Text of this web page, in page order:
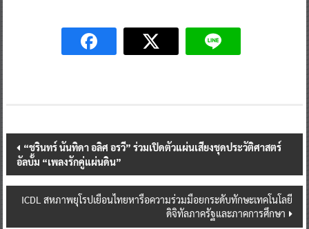
Post
navigation
“ชรินทร์ นันทิดา อลิศ อรวี” ร่วมเปิดตัวแผ่นเสียงชุดประวัติศาสตร์
อัลบั้ม “เพลงรักคู่แผ่นดิน”
ICDL สหภาพยุโรปเยือนไทยหารือความร่วมมือยกระดับทักษะเทคโนโลยี
ดิจิทัลภาครัฐและภาคการศึกษา